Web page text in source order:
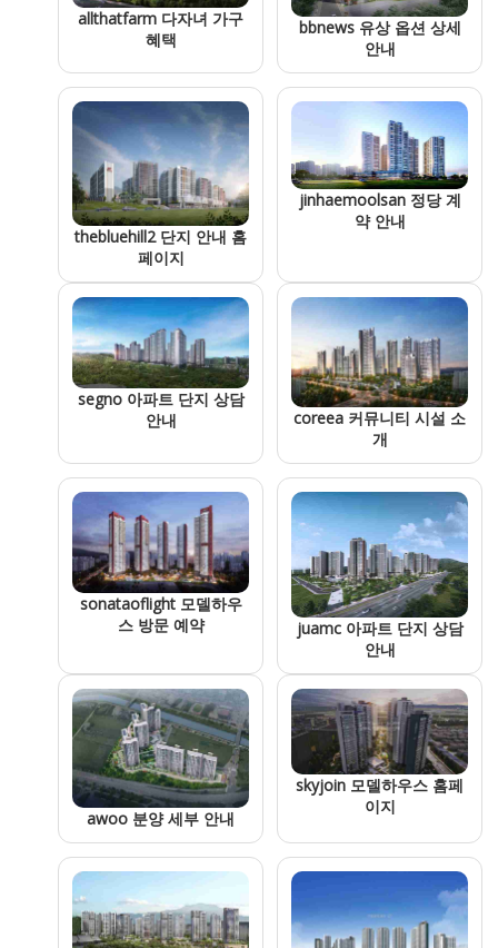
allthatfarm 다자녀 가구
혜택
bbnews 유상 옵션 상세
안내
thebluehill2 단지 안내 홈
페이지
jinhaemoolsan 정당 계
약 안내
segno 아파트 단지 상담
안내
coreea 커뮤니티 시설 소
개
sonataoflight 모델하우
스 방문 예약
juamc 아파트 단지 상담
안내
awoo 분양 세부 안내
skyjoin 모델하우스 홈페
이지